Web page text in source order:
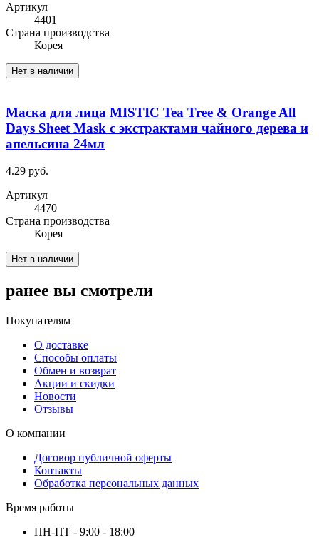
Артикул
4401
Cтрана производства
Корея
Нет в наличии
Маска для лица MISTIC Tea Tree & Orange All
Days Sheet Mask с экстрактами чайного дерева и
апельсина 24мл
4.29 руб.
Артикул
4470
Cтрана производства
Корея
Нет в наличии
ранее вы смотрели
Покупателям
О доставке
Способы оплаты
Обмен и возврат
Акции и скидки
Новости
Отзывы
О компании
Договор публичной оферты
Контакты
Обработка персональных данных
Время работы
ПН-ПТ - 9:00 - 18:00